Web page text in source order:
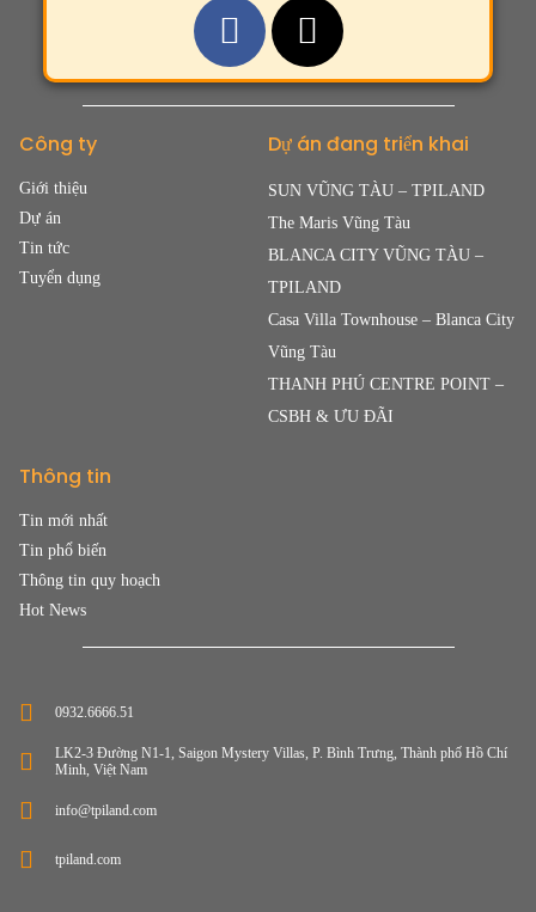
Công ty
Giới thiệu
Dự án
Tin tức
Tuyển dụng
Dự án đang triển khai
SUN VŨNG TÀU – TPILAND
The Maris Vũng Tàu
BLANCA CITY VŨNG TÀU –
TPILAND
Casa Villa Townhouse – Blanca City
Vũng Tàu
THANH PHÚ CENTRE POINT –
CSBH & ƯU ĐÃI
Thông tin
Tin mới nhất
Tin phổ biến
Thông tin quy hoạch
Hot News
0932.6666.51
LK2-3 Đường N1-1, Saigon Mystery Villas, P. Bình Trưng, Thành phố Hồ Chí
Minh, Việt Nam
info@tpiland.com
tpiland.com